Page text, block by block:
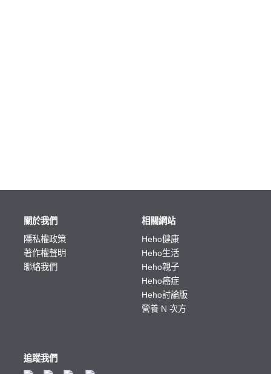
關於我們
隱私權政策
著作權聲明
聯絡我們
相關網站
Heho健康
Heho生活
Heho親子
Heho癌症
Heho討論版
營養 N 次方
追蹤我們